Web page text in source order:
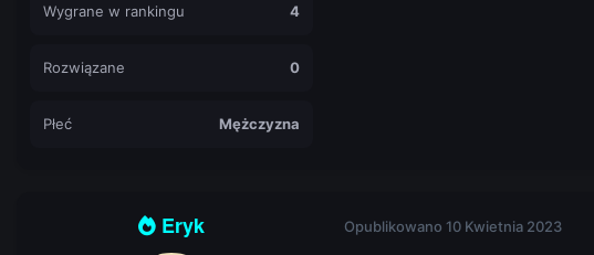
Wygrane w rankingu 4
Rozwiązane 0
Płeć Mężczyzna
Eryk Opublikowano 10 Kwietnia 2023